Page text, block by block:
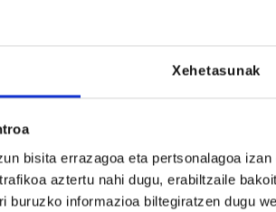
Xehetasunak
bisita errazagoa eta pertsonalagoa
aztertu nahi dugu, erabiltzaile
buruzko informazioa biltegiratzen dugu